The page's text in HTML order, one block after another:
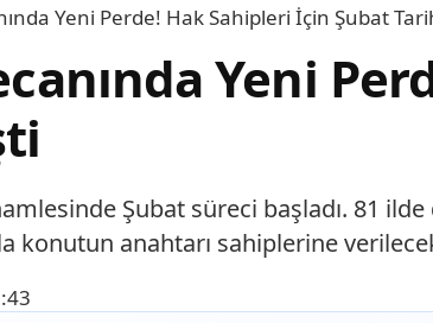
Yeni Perde! Hak Sahipleri İçin Şubat
Yeni
Şubat süreci başladı. 81
konutun anahtarı sahiplerine